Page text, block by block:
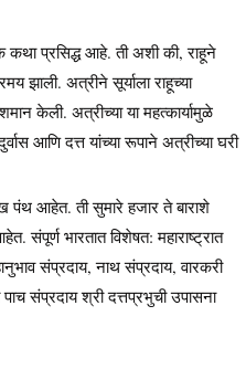
कथा प्रसिद्ध आहे. ती अशी की, राहूने
झाली. अत्रीने सूर्याला राहूच्या
केली. अत्रीच्या या महत्कार्यामुळे
आणि दत्त यांच्या रूपाने अत्रीच्या घरी
पंथ आहेत. ती सुमारे हजार ते बाराशे
संपूर्ण भारतात विशेषत: महाराष्ट्रात
संप्रदाय, नाथ संप्रदाय, वारकरी
संप्रदाय श्री दत्तप्रभुची उपासना